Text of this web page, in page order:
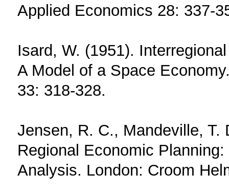
Applied Economics 28: 337-
Isard, W. (1951).
A Model of a Space
33: 318-328.
Jensen, R. C., Mandeville, T.
Regional Economic
Analysis. London: Croom